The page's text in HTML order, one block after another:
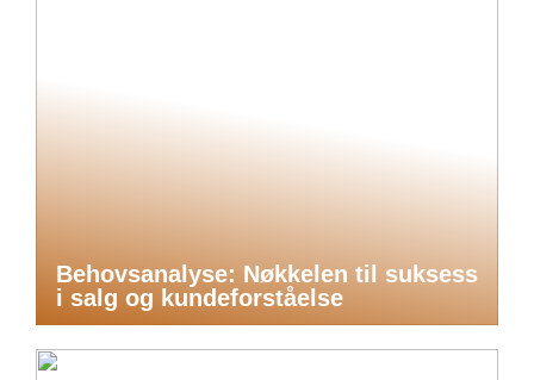
Behovsanalyse: Nøkkelen til suksess
i salg og kundeforståelse